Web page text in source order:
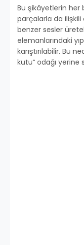
Bu şikâyetlerin her
parçalarla da ilişkili
benzer sesler
elemanlarındaki
karıştırılabilir. Bu
kutu” odağı yerine